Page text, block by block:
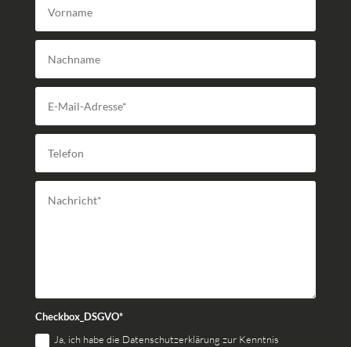
Checkbox_DSGVO*
Ja, ich habe die Datenschutzerklärung zur Kenntnis